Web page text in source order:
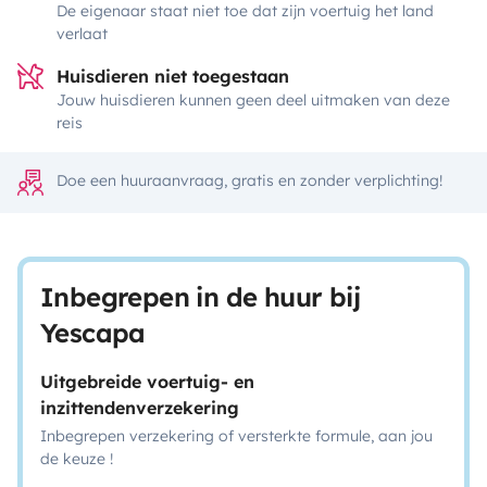
De eigenaar staat niet toe dat zijn voertuig het land
verlaat
Huisdieren niet toegestaan
Jouw huisdieren kunnen geen deel uitmaken van deze
reis
Doe een huuraanvraag, gratis en zonder verplichting!
Inbegrepen in de huur bij
Yescapa
Uitgebreide voertuig- en
inzittendenverzekering
Inbegrepen verzekering of versterkte formule, aan jou
de keuze !